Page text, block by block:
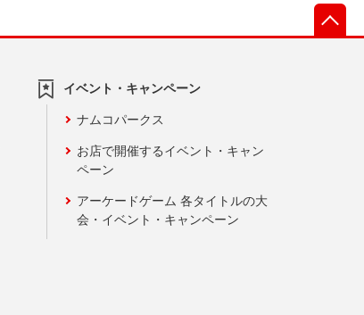
イベント・キャンペーン
ナムコパークス
お店で開催するイベント・キャン
ペーン
アーケードゲーム 各タイトルの大
会・イベント・キャンペーン